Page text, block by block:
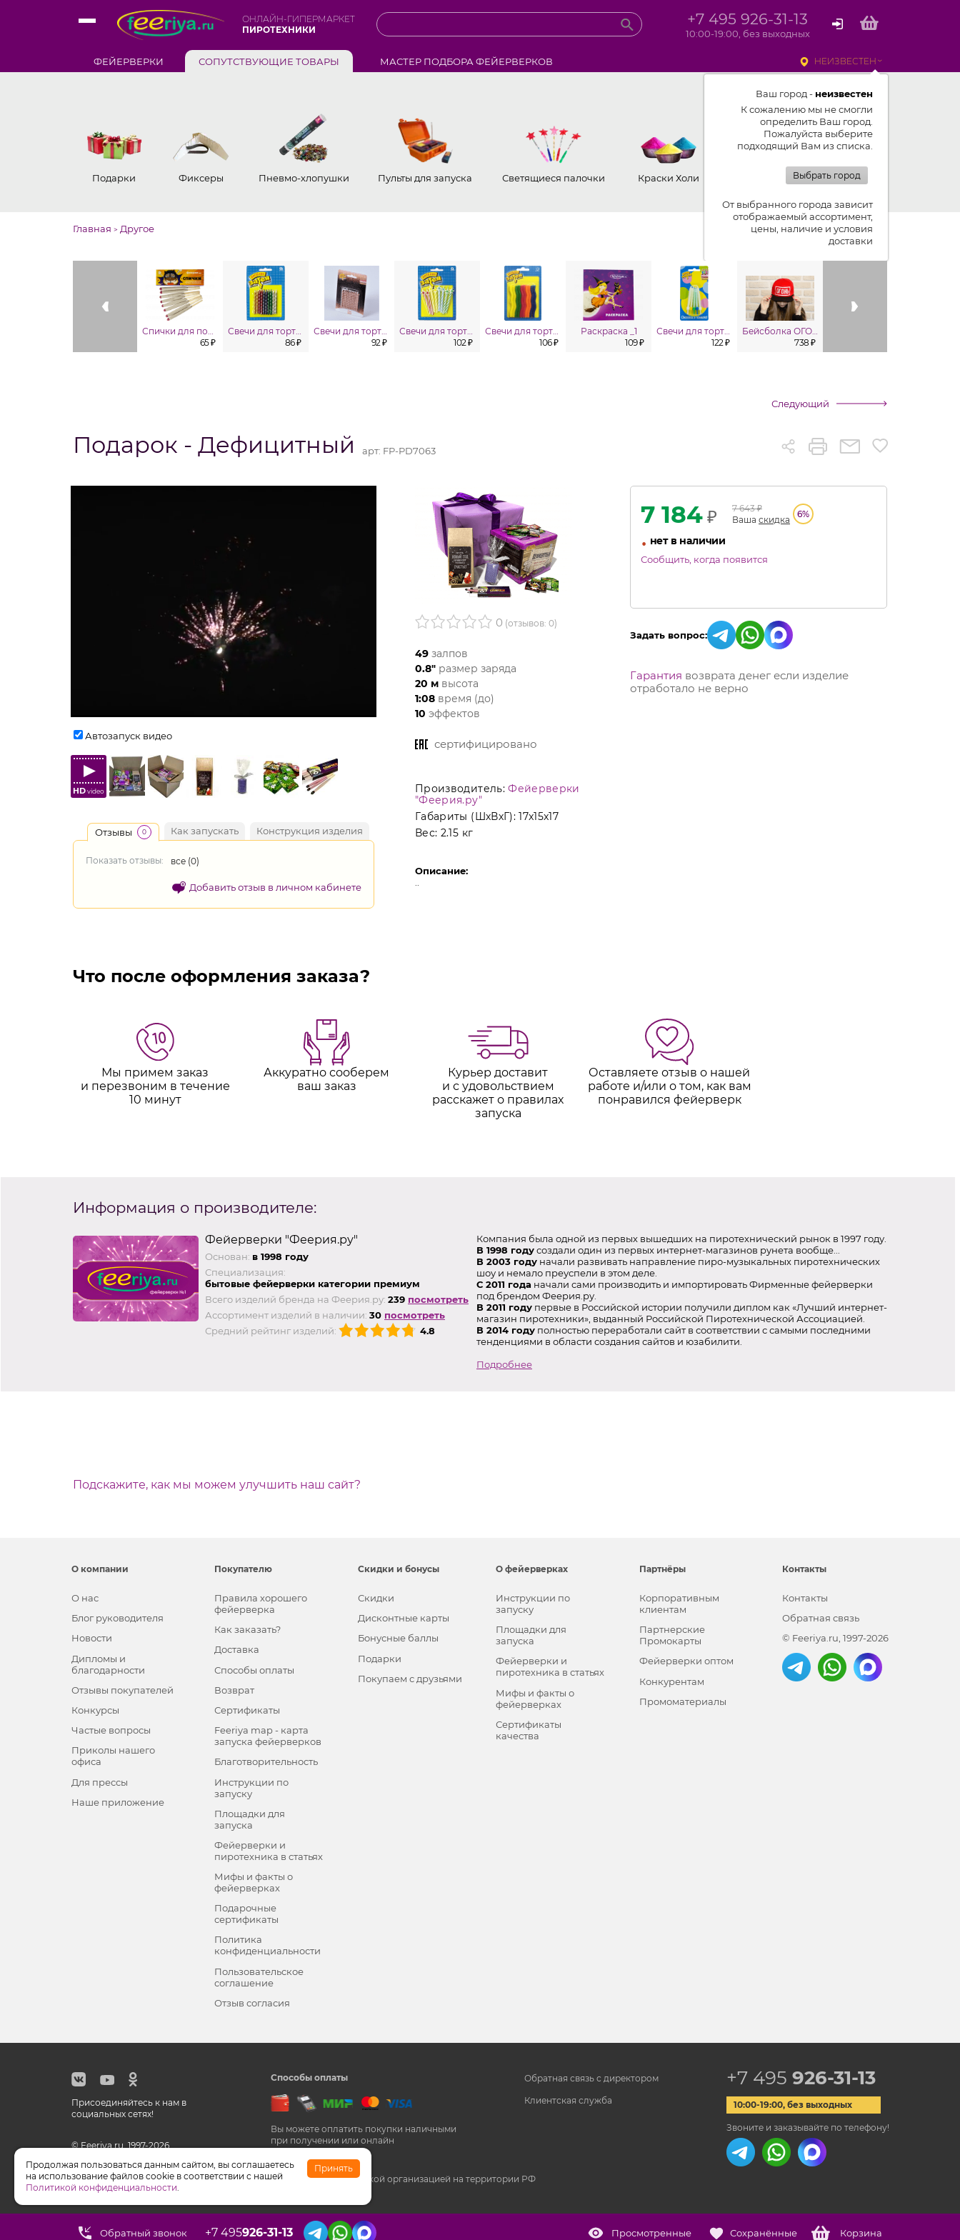
ОНЛАЙН-ГИПЕРМАРКЕТ
ПИРОТЕХНИКИ
+7 495 926-31-13
10:00-19:00, без выходных
ФЕЙЕРВЕРКИ СОПУТСТВУЮЩИЕ ТОВАРЫ МАСТЕР ПОДБОРА ФЕЙЕРВЕРКОВ НЕИЗВЕСТЕН
Ваш город - неизвестен
К сожалению мы не смогли
определить Ваш город.
Пожалуйста выберите
подходящий Вам из списка.
Выбрать город
От выбранного города зависит
отображаемый ассортимент,
цены, наличие и условия
доставки
Подарки Фиксеры Пневмо-хлопушки Пульты для запуска Светящиеся палочки Краски Холи Другое
Главная > Другое Показывать ленту изделий
Спички для поджога фейерверков Феерия.ру (84 мм)
65 ₽
Свечи для торта Металлик асс 10шт
86 ₽
Свечи для торта Розовое золото 10 шт
92 ₽
Свечи для торта со звездой в асс. 8 шт
102 ₽
Свечи для торта Зигзаг 10 шт
106 ₽
Раскраска _1
109 ₽
Свечи для торта с подставкой светящейся 6 см 10 шт
122 ₽
Бейсболка ОГОНЬ Белая
738 ₽
Следующий
Подарок - Дефицитный арт: FP-PD7063
Автозапуск видео
HDvideo
Отзывы 0 Как запускать Конструкция изделия
Показать отзывы: все (0)
Добавить отзыв в личном кабинете
0 (отзывов: 0)
49 залпов
0.8" размер заряда
20 м высота
1:08 время (до)
10 эффектов
сертифицировано
Производитель: Фейерверки
"Феерия.ру"
Габариты (ШхВхГ):17x15x17
Вес: 2.15 кг
7 184 ₽ 7 643₽
Ваша скидка
6%
• нет в наличии
Сообщить, когда появится
Задать вопрос:
Гарантия возврата денег если изделие
отработало не верно
Описание:
Что после оформления заказа?
Мы примем заказ
и перезвоним в течение
10 минут
Аккуратно сооберем
ваш заказ
Курьер доставит
и с удовольствием
расскажет о правилах
запуска
Оставляете отзыв о нашей
работе и/или о том, как вам
понравился фейерверк
Информация о производителе:
Фейерверки "Феерия.ру"
Основан: в 1998 году
Специализация:
бытовые фейерверки категории премиум
Всего изделий бренда на Феерия.ру: 239 посмотреть
Ассортимент изделий в наличии: 30 посмотреть
Средний рейтинг изделий:
4.8
Компания была одной из первых вышедших на пиротехнический рынок в 1997 году.
В 1998 годусоздали один из первых интернет-магазинов рунета вообще...
В 2003 году начали развивать направление пиро-музыкальных пиротехнических
шоу и немало преуспели в этом деле.
С 2011 года начали сами производить и импортировать Фирменные фейерверки
под брендом Феерия.ру.
В 2011 году первые в Российской истории получили диплом как «Лучший интернет-
магазин пиротехники», выданный Российской Пиротехнической Ассоциацией.
В 2014 году полностью переработали сайт в соответствии с самыми последними
тенденциями в области создания сайтов и юзабилити.
Подробнее
Подскажите, как мы можем улучшить наш сайт?
О компании
О нас
Блог руководителя
Новости
Дипломы и
благодарности
Отзывы покупателей
Конкурсы
Частые вопросы
Приколы нашего
офиса
Для прессы
Наше приложение
Покупателю
Правила хорошего
фейерверка
Как заказать?
Доставка
Способы оплаты
Возврат
Сертификаты
Feeriya map - карта
запуска фейерверков
Благотворительность
Инструкции по
запуску
Площадки для
запуска
Фейерверки и
пиротехника в статьях
Мифы и факты о
фейерверках
Подарочные
сертификаты
Политика
конфиденциальности
Пользовательское
соглашение
Отзыв согласия
Скидки и бонусы
Скидки
Дисконтные карты
Бонусные баллы
Подарки
Покупаем с друзьями
О фейерверках
Инструкции по
запуску
Площадки для
запуска
Фейерверки и
пиротехника в статьях
Мифы и факты о
фейерверках
Сертификаты
качества
Партнёры
Корпоративным
клиентам
Партнерские
Промокарты
Фейерверки оптом
Конкурентам
Промоматериалы
Контакты
Контакты
Обратная связь
© Feeriya.ru, 1997-2026
Присоединяйтесь к нам в
социальных сетях!
© Feeriya.ru, 1997-2026
Способы оплаты
Вы можете оплатить покупки наличными
при получении или онлайн
Обратная связь с директором
Клиентская служба
+7 495 926-31-13
10:00-19:00, без выходных
Звоните и заказывайте по телефону!
WhatsApp принадлежат компании Meta, признанной экстремистской организацией на территории РФ
Продолжая пользоваться данным сайтом, вы соглашаетесь
на использование файлов cookie в соответствии с нашей
Политикой конфиденциальности.
Принять
Обратный звонок +7 495926-31-13 Просмотренные Сохранённые Корзина